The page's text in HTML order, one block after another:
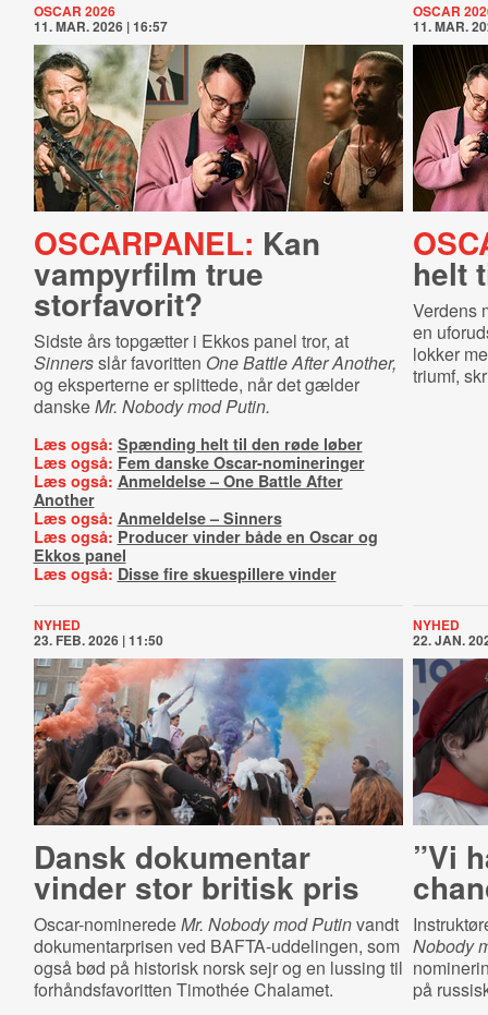
OSCAR 2026
11. MAR. 2026 | 16:57
OSCARPANEL: Kan
vampyrfilm true
storfavorit?
Sidste års topgætter i Ekkos panel tror, at
Sinnersslår favoritten One Battle After Another,
og eksperterne er splittede, når det gælder
danskeMr. Nobody mod Putin.
Læs også: Spænding helt til den røde løber
Læs også: Fem danske Oscar-nomineringer
Læs også: Anmeldelse – One Battle After
Another
Læs også: Anmeldelse – Sinners
Læs også: Producer vinder både en Oscar og
Ekkos panel
Læs også: Disse fire skuespillere vinder
OSCAR
11. MAR.
helt
Verdens
en
lokker
triumf,
NYHED
23. FEB. 2026 | 11:50
Dansk dokumentar
vinder stor britisk pris
Oscar-nomineredeMr. Nobody mod Putinvandt
dokumentarprisen ved BAFTA-uddelingen, som
også bød på historisk norsk sejr og en lussing til
forhåndsfavoritten Timothée Chalamet.
NYHED
22. JAN.
”Vi
Nobody
på